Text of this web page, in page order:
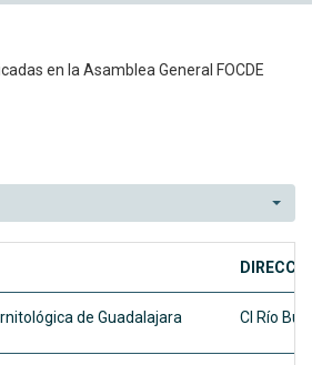
en la Asamblea General FOCDE
de Guadalajara Cl Río